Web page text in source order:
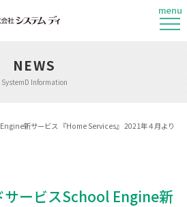
menu
NEWS
SystemD Information
新サービス 『Home Services』 2021年４月より
サービスSchool Engine新